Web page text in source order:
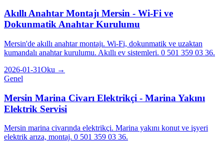
Akıllı Anahtar Montajı Mersin - Wi-Fi ve
Dokunmatik Anahtar Kurulumu
Mersin'de akıllı anahtar montajı. Wi-Fi, dokunmatik ve uzaktan
kumandalı anahtar kurulumu. Akıllı ev sistemleri. 0 501 359 03 36.
2026-01-31Oku →
Genel
Mersin Marina Civarı Elektrikçi - Marina Yakını
Elektrik Servisi
Mersin marina civarında elektrikçi. Marina yakını konut ve işyeri
elektrik arıza, montaj. 0 501 359 03 36.